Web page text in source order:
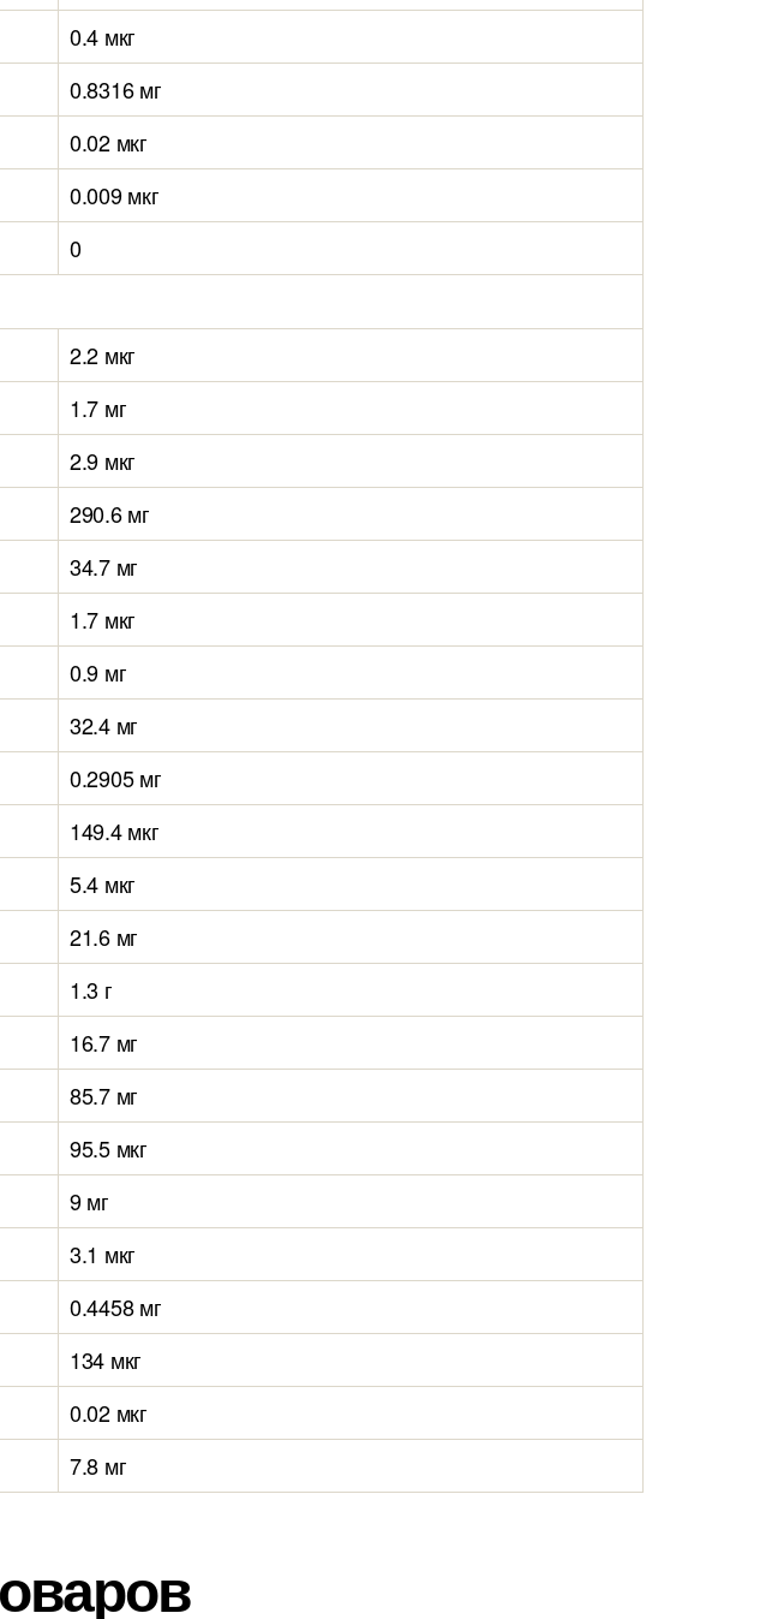
0.4 мкг
0.8316 мг
0.02 мкг
0.009 мкг
0
2.2 мкг
1.7 мг
2.9 мкг
290.6 мг
34.7 мг
1.7 мкг
0.9 мг
32.4 мг
0.2905 мг
149.4 мкг
5.4 мкг
21.6 мг
1.3 г
16.7 мг
85.7 мг
95.5 мкг
9 мг
3.1 мкг
0.4458 мг
134 мкг
0.02 мкг
7.8 мг